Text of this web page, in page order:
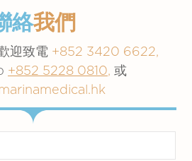
等，我們建議你先向家庭醫
其他腸道傳染病，應注意食
安全衛生。病情輕微者一般
但如有發熱、大便帶血或有
就醫，不要胡亂使用止瀉藥
化學毒素等的污染。進食或
染食物和飲料傳播，嚴重者可
受霍亂弧菌污染的食物或水
絡我們
迎致電 +852 3420 6622,
+852 5228 0810, 或